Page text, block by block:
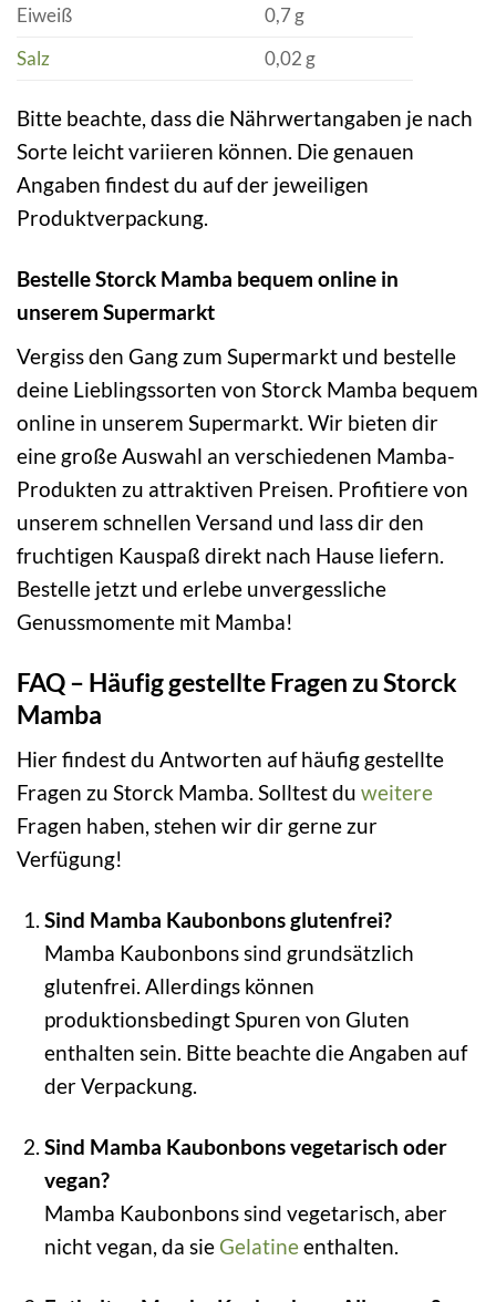
Eiweiß
0,7 g
Salz
0,02 g
Bitte beachte, dass die Nährwertangaben je nach
Sorte leicht variieren können. Die genauen
Angaben findest du auf der jeweiligen
Produktverpackung.
Bestelle Storck Mamba bequem online in
unserem Supermarkt
Vergiss den Gang zum Supermarkt und bestelle
deine Lieblingssorten von Storck Mamba bequem
online in unserem Supermarkt. Wir bieten dir
eine große Auswahl an verschiedenen Mamba-
Produkten zu attraktiven Preisen. Profitiere von
unserem schnellen Versand und lass dir den
fruchtigen Kauspaß direkt nach Hause liefern.
Bestelle jetzt und erlebe unvergessliche
Genussmomente mit Mamba!
FAQ – Häufig gestellte Fragen zu Storck
Mamba
Hier findest du Antworten auf häufig gestellte
Fragen zu Storck Mamba. Solltest du weitere
Fragen haben, stehen wir dir gerne zur
Verfügung!
Sind Mamba Kaubonbons glutenfrei?
Mamba Kaubonbons sind grundsätzlich
glutenfrei. Allerdings können
produktionsbedingt Spuren von Gluten
enthalten sein. Bitte beachte die Angaben auf
der Verpackung.
Sind Mamba Kaubonbons vegetarisch oder
vegan?
Mamba Kaubonbons sind vegetarisch, aber
nicht vegan, da sie Gelatineenthalten.